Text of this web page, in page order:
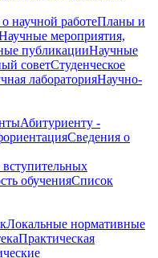
научной работеПланы и
мероприятия,
публикацииНаучные
советСтуденческое
лабораторияНаучно-
Абитуриенту -
Сведения о
обученияCписок
Локальные нормативные
Практическая